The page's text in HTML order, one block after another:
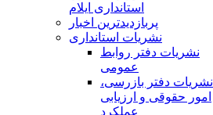
استانداری ایلام
پربازدیدترین اخبار
نشریات استانداری
نشریات دفتر روابط
عمومی
نشريات دفتر بازرسی،
امور حقوقی و ارزيابی
عملکرد